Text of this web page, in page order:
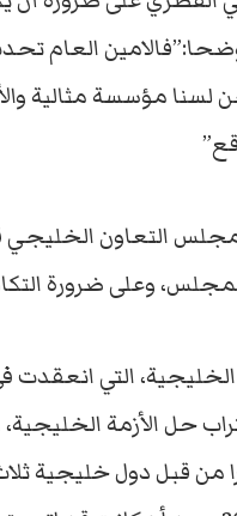
العام
لسنا مؤسسة مثالية
التعاون الخليجي
وعلى ضرورة
التي انعقدت
حل الأزمة
قبل دول خليجية